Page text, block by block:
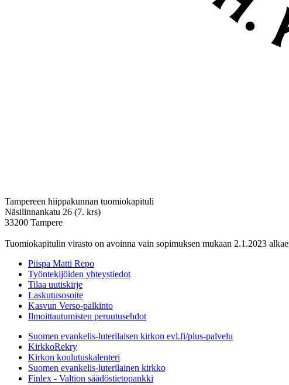
Tampereen hiippakunnan tuomiokapituli
Näsilinnankatu 26 (7. krs)
33200 Tampere
Tuomiokapitulin virasto on avoinna vain sopimuksen mukaan 2.1.2023
Piispa Matti Repo
Työntekijöiden yhteystiedot
Tilaa uutiskirje
Laskutusosoite
Kasvun Verso-palkinto
Ilmoittautumisten peruutusehdot
Suomen evankelis-luterilaisen kirkon evl.fi/plus-palvelu
KirkkoRekry
Kirkon koulutuskalenteri
Suomen evankelis-luterilainen kirkko
Finlex - Valtion säädöstietopankki